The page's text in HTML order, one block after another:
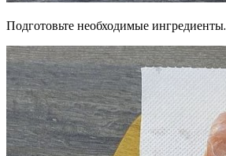
Подготовьте необходимые ингредиенты.